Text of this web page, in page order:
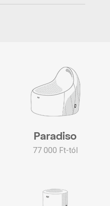
Paradiso
77 000 Ft-tól